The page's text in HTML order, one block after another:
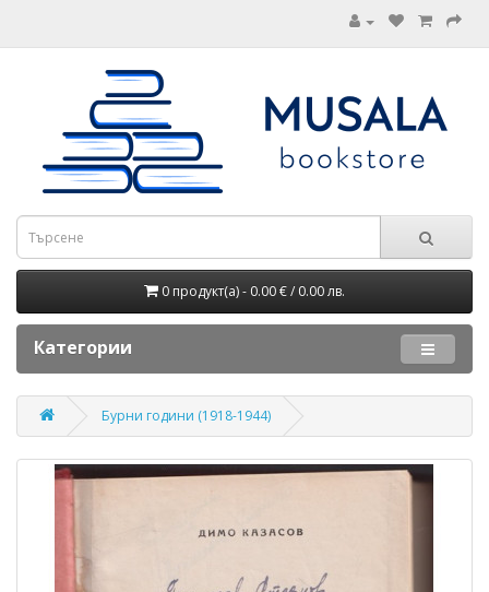
0 продукт(а) - 0.00 € / 0.00 лв.
Категории
Бурни години (1918-1944)